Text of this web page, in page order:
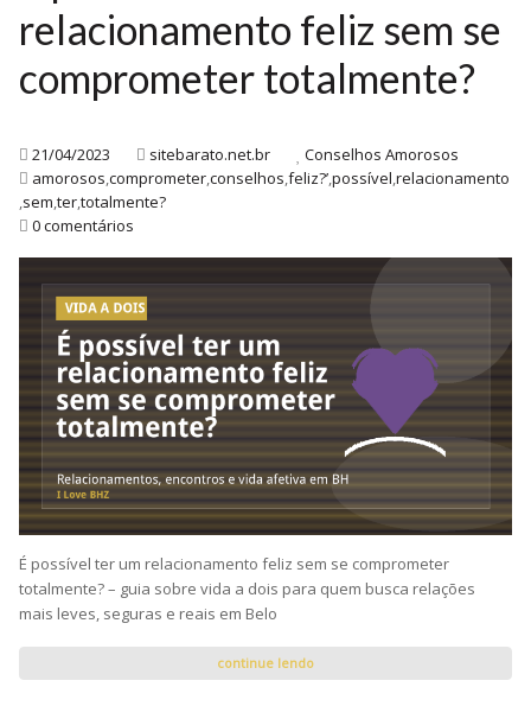
relacionamento feliz sem se
comprometer totalmente?
21/04/2023 sitebarato.net.br
Conselhos Amorosos
amorosos,comprometer,conselhos,feliz?’,possível,relacionamento
,sem,ter,totalmente?
0 comentários
É possível ter um relacionamento feliz sem se comprometer
totalmente? – guia sobre vida a dois para quem busca relações
mais leves, seguras e reais em Belo
continue lendo